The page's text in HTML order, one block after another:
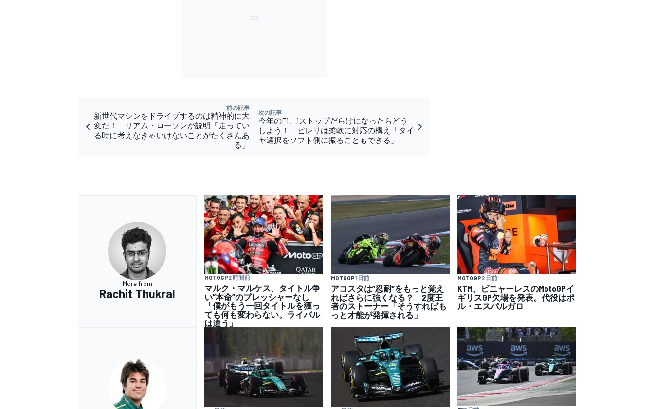
前の記事
新世代マシンをドライブするのは精神的に大
変だ！ リアム・ローソンが説明「走ってい
る時に考えなきゃいけないことがたくさんあ
る」
次の記事
今年のF1、1ストップだらけになったらどう
しよう！ ピレリは柔軟に対応の構え「タイ
ヤ選択をソフト側に振ることもできる」
More from
Rachit Thukral
MOTOGP2 時間前
マルク・マルケス、タイトル争
い”本命”のプレッシャーなし
「僕がもう一回タイトルを獲っ
ても何も変わらない。ライバル
は違う」
MOTOGP1 日前
アコスタは”忍耐”をもっと覚え
ればさらに強くなる？ 2度王
者のストーナー「そうすればも
っと才能が発揮される」
MOTOGP2 日前
KTM、ビニャーレスのMotoGPイ
ギリスGP欠場を発表。代役はポ
ル・エスパルガロ